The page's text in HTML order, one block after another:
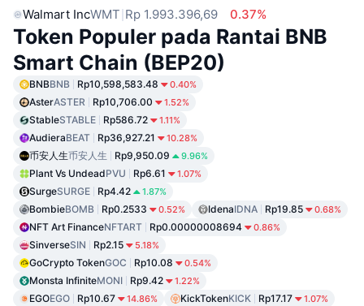
Walmart IncWMT Rp 1.993.396,69 0.37%
Token Populer pada Rantai BNB
Smart Chain (BEP20)
BNBBNB Rp10,598,583.48 0.40%
AsterASTER Rp10,706.00 1.52%
StableSTABLE Rp586.72 1.11%
AudieraBEAT Rp36,927.21 10.28%
币安人生币安人生 Rp9,950.09 9.96%
Plant Vs UndeadPVU Rp6.61 1.07%
SurgeSURGE Rp4.42 1.87%
BombieBOMB Rp0.2533 0.52% IdenaIDNA Rp19.85 0.68%
NFT Art FinanceNFTART Rp0.00000008694 0.86%
SinverseSIN Rp2.15 5.18%
GoCrypto TokenGOC Rp10.08 0.54%
Monsta InfiniteMONI Rp9.42 1.22%
EGOEGO Rp10.67 14.86% KickTokenKICK Rp17.17 1.07%